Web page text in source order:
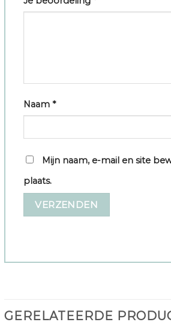
Naam *
Mijn naam, e-mail en site
plaats.
GERELATEERDE